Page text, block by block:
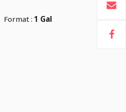
Format : 1 Gal